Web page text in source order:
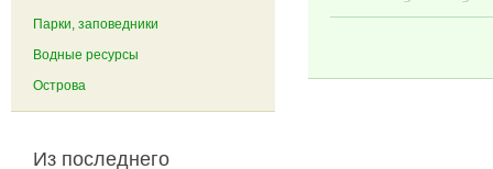
Парки, заповедники
Водные ресурсы
Острова
Из последнего